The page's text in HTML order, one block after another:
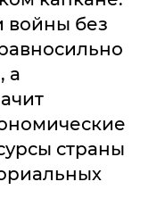
войны без
а
страны